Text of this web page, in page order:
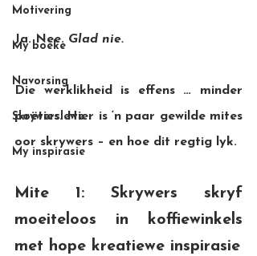
Motivering
My boeke
Navorsing
Skrywerslewe
My inspirasie
Ja. Nee. Glad nie.
Die werklikheid is effens … minder
poëties. Hier is ‘n paar gewilde mites
oor skrywers – en hoe dit regtig lyk.
Mite 1: Skrywers skryf
moeiteloos in koffiewinkels
met hope kreatiewe inspirasie